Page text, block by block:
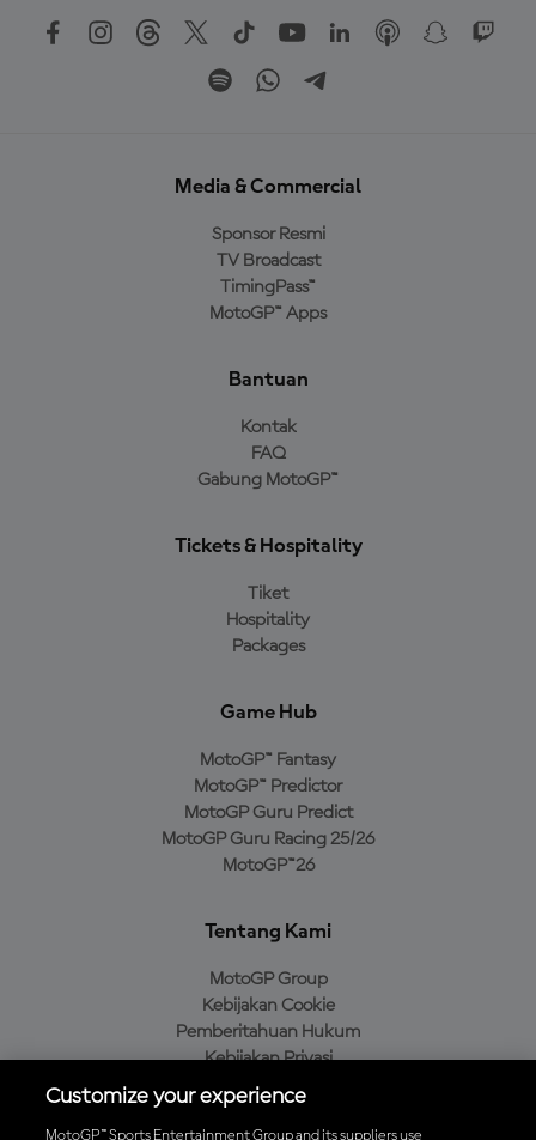
Media & Commercial
Sponsor Resmi
TV Broadcast
TimingPass™
MotoGP™ Apps
Bantuan
Kontak
FAQ
Gabung MotoGP™
Tickets & Hospitality
Tiket
Hospitality
Packages
Game Hub
MotoGP™ Fantasy
MotoGP™ Predictor
MotoGP Guru Predict
MotoGP Guru Racing 25/26
MotoGP™26
Tentang Kami
MotoGP Group
Kebijakan Cookie
Pemberitahuan Hukum
Kebijakan Privasi
Kebijakan Pembelian
Customize your experience
MotoGP™ Sports Entertainment Group and its suppliers use